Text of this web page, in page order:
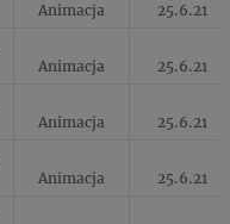
Animacja
25.6.21
Animacja
25.6.21
Animacja
25.6.21
Animacja
25.6.21